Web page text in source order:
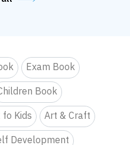
Exam Book
Book
Kids
Art & Craft
Development